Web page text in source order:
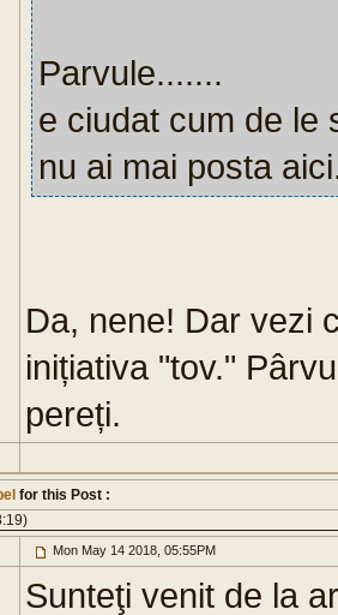
Parvule.......
e ciudat cum de le
nu ai mai posta
Da, nene! Dar vezi
inițiativa "tov."
pereți.
for this Post :
Mon May 14 2018, 05:55PM
Sunteţi venit de la